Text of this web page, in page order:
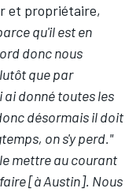
et propriétaire,
qu'il est en
donc nous
que par
ai donné toutes les
désormais il doit
on s'y perd."
mettre au courant
[à Austin]. Nous